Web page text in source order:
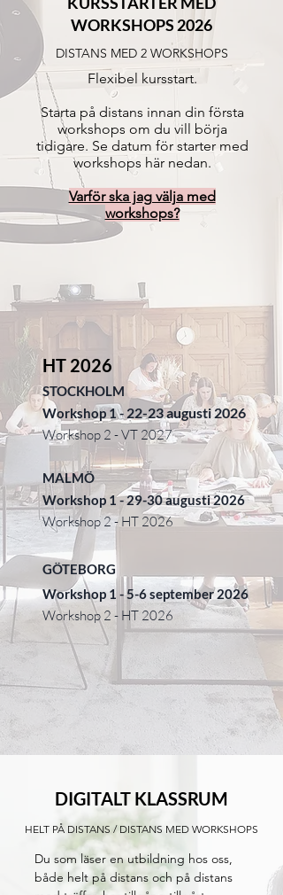
WORKSHOPS 2026
DISTANS MED 2 WORKSHOPS
Flexibel kursstart.
Starta på distans innan din första
workshops om du vill börja
tidigare. Se datum för starter med
workshops här nedan.
Varför ska jag välja med
workshops?
HT 2026
STOCKHOLM
Workshop 1 - 22-23 augusti 2026
Workshop 2 - VT 2027
MALMÖ
Workshop 1 - 29-30 augusti 2026
Workshop 2 - HT 2026
GÖTEBORG
Workshop 1 - 5-6 september 2026
Workshop 2 - HT 2026
DIGITALT KLASSRUM
HELT PÅ DISTANS / DISTANS MED WORKSHOPS
Du som läser en utbildning hos oss,
både helt på distans och på distans